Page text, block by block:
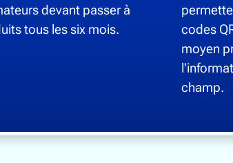
devant passer à
tous les six mois.
codes
moyen
champ.